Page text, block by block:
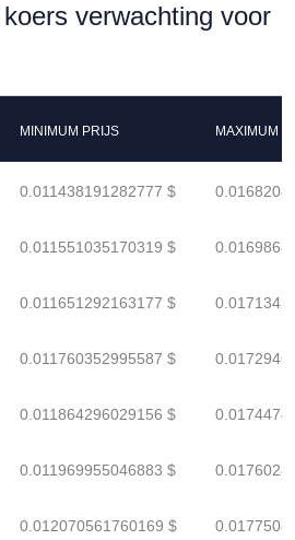
verwachting voor
MINIMUM PRIJS MAXIMUM
0.011438191282777 $
0.011551035170319 $
0.011651292163177 $
0.011760352995587 $
0.011864296029156 $
0.011969955046883 $
0.012070561760169 $